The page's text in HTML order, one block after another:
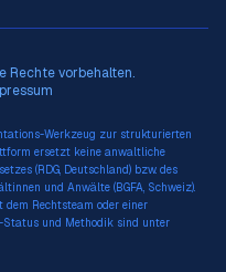
Rechte vorbehalten.
Werkzeug zur strukturierten
ersetzt keine anwaltliche
(RDG, Deutschland) bzw. des
und Anwälte (BGFA, Schweiz).
Rechtsteam oder einer
Status und Methodik sind unter